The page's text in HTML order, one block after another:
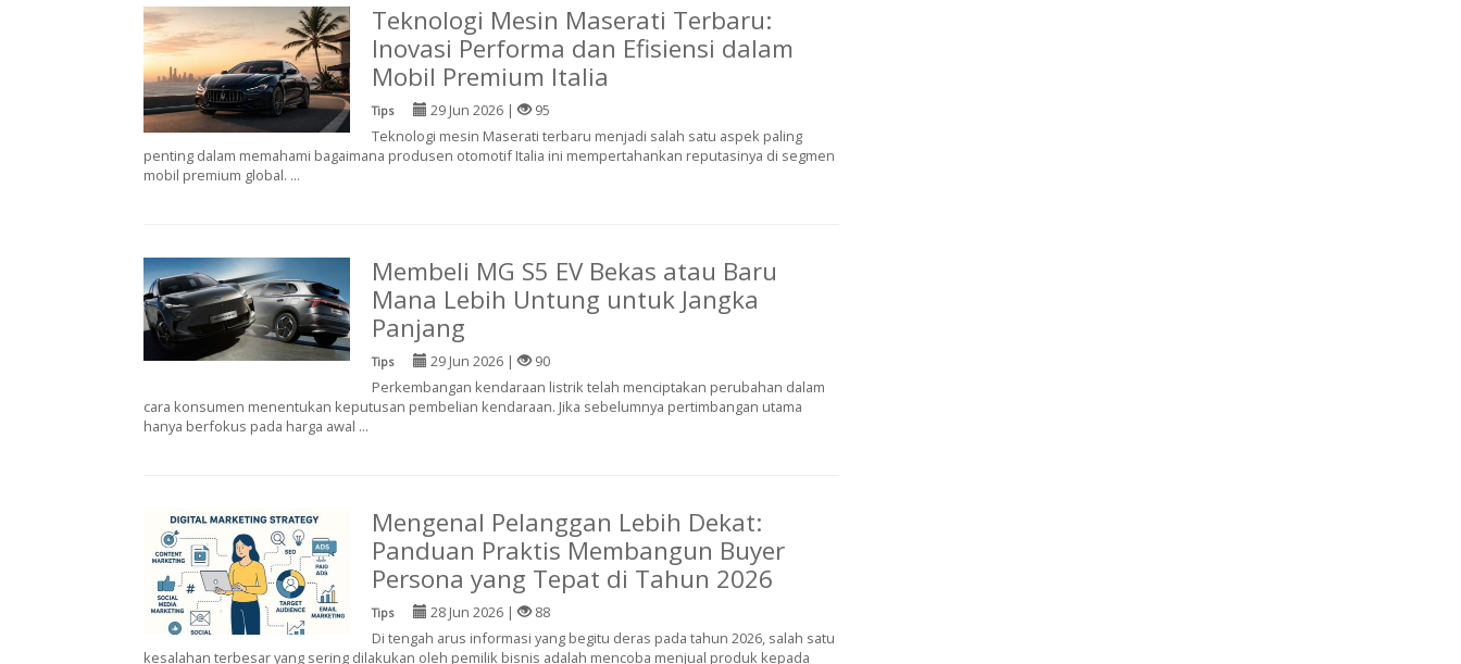
Teknologi Mesin Maserati Terbaru:
Inovasi Performa dan Efisiensi dalam
Mobil Premium Italia
Tips 29 Jun 2026 |
95
Teknologi mesin Maserati terbaru menjadi salah satu aspek paling
penting dalam memahami bagaimana produsen otomotif Italia ini mempertahankan reputasinya di segmen
mobil premium global. ...
Membeli MG S5 EV Bekas atau Baru
Mana Lebih Untung untuk Jangka
Panjang
Tips 29 Jun 2026 |
90
Perkembangan kendaraan listrik telah menciptakan perubahan dalam
cara konsumen menentukan keputusan pembelian kendaraan. Jika sebelumnya pertimbangan utama
hanya berfokus pada harga awal ...
Mengenal Pelanggan Lebih Dekat:
Panduan Praktis Membangun Buyer
Persona yang Tepat di Tahun 2026
Tips 28 Jun 2026 |
88
Di tengah arus informasi yang begitu deras pada tahun 2026, salah satu
kesalahan terbesar yang sering dilakukan oleh pemilik bisnis adalah mencoba menjual produk kepada